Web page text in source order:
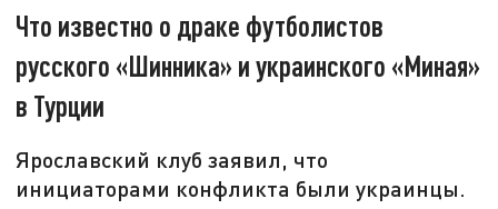
Что известно о драке футболистов
русского «Шинника» и украинского «Миная»
в Турции
Ярославский клуб заявил, что
инициаторами конфликта были украинцы.